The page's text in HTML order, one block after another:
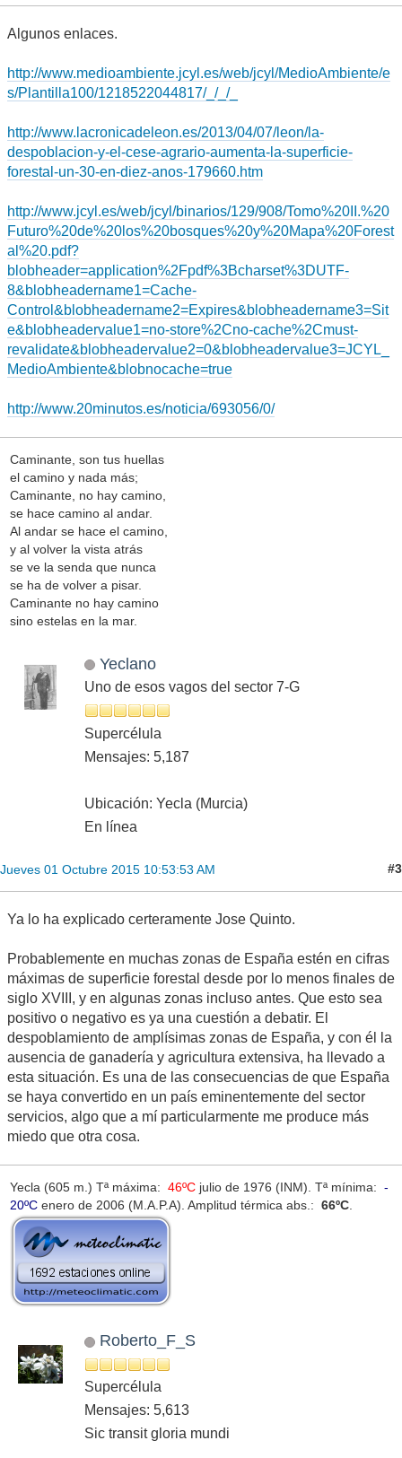
Algunos enlaces.
http://www.medioambiente.jcyl.es/web/jcyl/MedioAmbiente/e
s/Plantilla100/1218522044817/_/_/_
http://www.lacronicadeleon.es/2013/04/07/leon/la-
despoblacion-y-el-cese-agrario-aumenta-la-superficie-
forestal-un-30-en-diez-anos-179660.htm
http://www.jcyl.es/web/jcyl/binarios/129/908/Tomo%20II.%20
Futuro%20de%20los%20bosques%20y%20Mapa%20Forest
al%20.pdf?
blobheader=application%2Fpdf%3Bcharset%3DUTF-
8&blobheadername1=Cache-
Control&blobheadername2=Expires&blobheadername3=Sit
e&blobheadervalue1=no-store%2Cno-cache%2Cmust-
revalidate&blobheadervalue2=0&blobheadervalue3=JCYL_
MedioAmbiente&blobnocache=true
http://www.20minutos.es/noticia/693056/0/
Caminante, son tus huellas
el camino y nada más;
Caminante, no hay camino,
se hace camino al andar.
Al andar se hace el camino,
y al volver la vista atrás
se ve la senda que nunca
se ha de volver a pisar.
Caminante no hay camino
sino estelas en la mar.
Yeclano
Uno de esos vagos del sector 7-G
Supercélula
Mensajes: 5,187
Ubicación: Yecla (Murcia)
En línea
Jueves 01 Octubre 2015 10:53:53 AM #3
Ya lo ha explicado certeramente Jose Quinto.
Probablemente en muchas zonas de España estén en cifras
máximas de superficie forestal desde por lo menos finales de
siglo XVIII, y en algunas zonas incluso antes. Que esto sea
positivo o negativo es ya una cuestión a debatir. El
despoblamiento de amplísimas zonas de España, y con él la
ausencia de ganadería y agricultura extensiva, ha llevado a
esta situación. Es una de las consecuencias de que España
se haya convertido en un país eminentemente del sector
servicios, algo que a mí particularmente me produce más
miedo que otra cosa.
Yecla (605 m.) Tª máxima: 46ºCjulio de 1976 (INM). Tª mínima: -
20ºCenero de 2006 (M.A.P.A). Amplitud térmica abs.: 66ºC.
Roberto_F_S
Supercélula
Mensajes: 5,613
Sic transit gloria mundi